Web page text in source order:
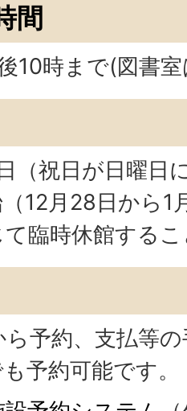
間
10時まで(図書
（祝日が日曜日
12月28日から1
て臨時休館する
予約、支払等
予約可能です。